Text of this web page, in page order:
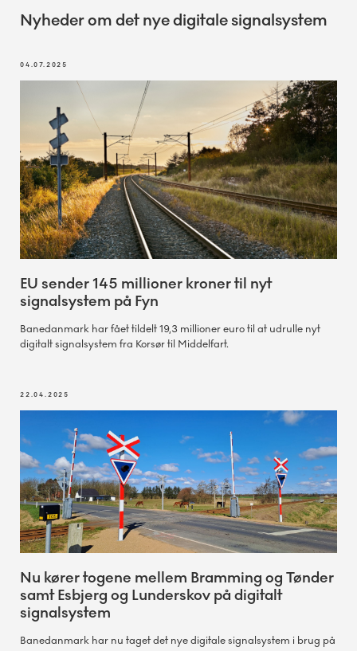
Nyheder om det nye digitale signalsystem
04.07.2025
EU sender 145 millioner kroner til nyt
signalsystem på Fyn
Banedanmark har fået tildelt 19,3 millioner euro til at udrulle nyt
digitalt signalsystem fra Korsør til Middelfart.
22.04.2025
Nu kører togene mellem Bramming og Tønder
samt Esbjerg og Lunderskov på digitalt
signalsystem
Banedanmark har nu taget det nye digitale signalsystem i brug på